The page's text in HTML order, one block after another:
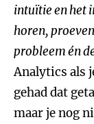
intuïtie en het
horen,
probleem én
Analytics als
gehad dat
maar je nog